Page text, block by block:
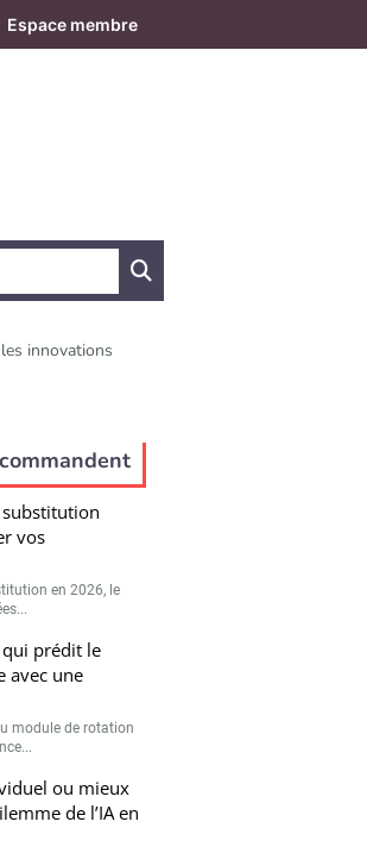
Espace membre
innovations
substitution
vos
en 2026, le
prédit le
avec une
module de rotation
ou mieux
de l’IA en